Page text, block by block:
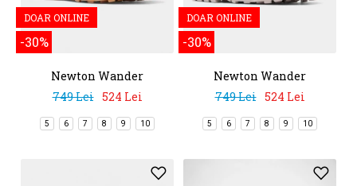
DOAR ONLINE
-30%
Newton Wander
749 Lei 524 Lei
5 6 7 8 9 10
DOAR ONLINE
-30%
Newton Wander
749 Lei 524 Lei
5 6 7 8 9 10